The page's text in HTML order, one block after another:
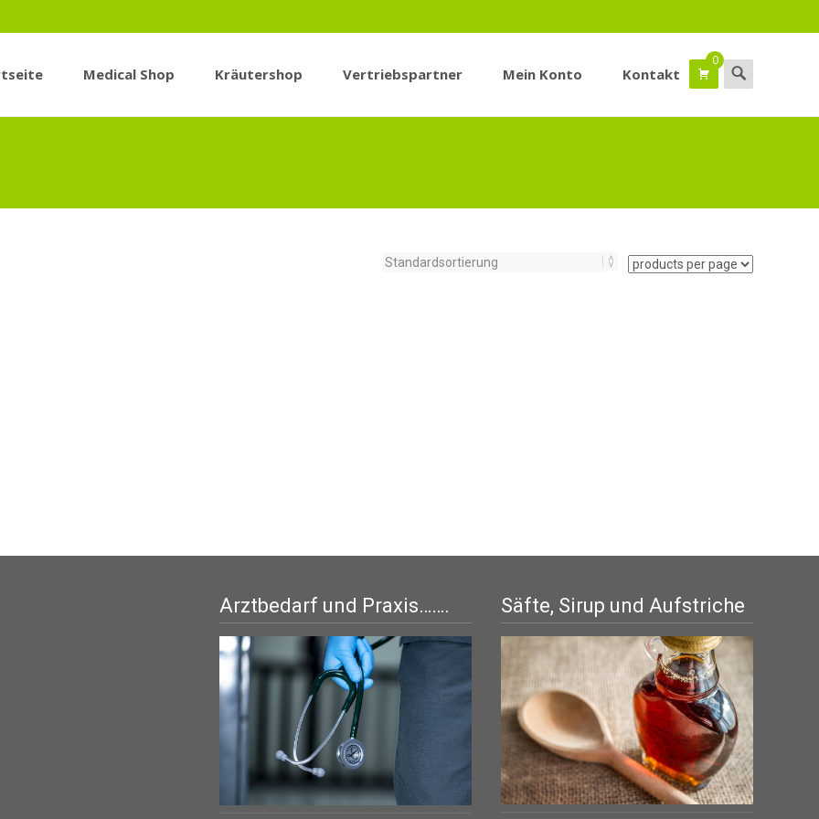
Medical Shop Kräutershop Vertriebspartner Mein Konto Kontakt
0 Suchen
nach:
Arztbedarf und Praxis……. Säfte, Sirup und Aufstriche